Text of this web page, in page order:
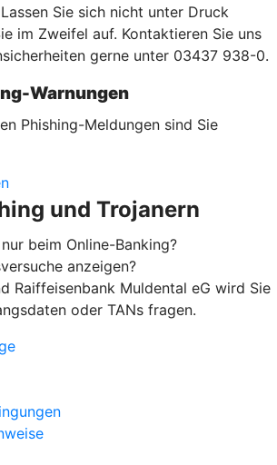
Sie sich nicht unter Druck
im Zweifel auf. Kontaktieren Sie uns
gerne unter 03437 938-0.
Warnungen
Phishing-Meldungen sind Sie
und Trojanern
beim Online-Banking?
anzeigen?
Raiffeisenbank Muldental eG wird Sie
oder TANs fragen.